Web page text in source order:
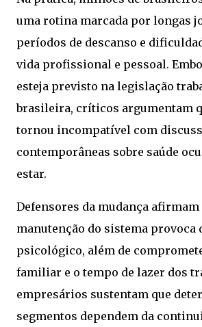
uma rotina marcada por longas
períodos de descanso e
vida profissional e pessoal.
esteja previsto na legislação
brasileira, críticos argumentam
tornou incompatível com
contemporâneas sobre saúde
estar.
Defensores da mudança afirmam
manutenção do sistema provoca
psicológico, além de
familiar e o tempo de lazer dos
empresários sustentam que
segmentos dependem da